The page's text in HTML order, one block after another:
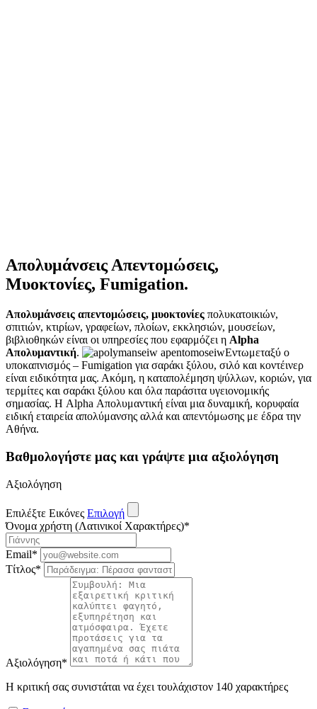
Απολυμάνσεις Απεντομώσεις,
Μυοκτονίες, Fumigation.
Απολυμάνσεις απεντομώσεις, μυοκτονίες πολυκατοικιών,
σπιτιών, κτιρίων, γραφείων, πλοίων, εκκλησιών, μουσείων,
βιβλιοθηκών είναι οι υπηρεσίες που εφαρμόζει η Alpha
Απολυμαντική.
Εντωμεταξύ ο
υποκαπνισμός – Fumigation για σαράκι ξύλου, σιλό και κοντέινερ
είναι ειδικότητα μας. Ακόμη, η καταπολέμηση ψύλλων, κοριών, για
τερμίτες και σαράκι ξύλου και όλα παράσιτα υγειονομικής
σημασίας. Η Alpha Απολυμαντική είναι μια δυναμική, κορυφαία
ειδική εταιρεία απολύμανσης αλλά και απεντόμωσης με έδρα την
Αθήνα.
Βαθμολογήστε μας και γράψτε μια αξιολόγηση
Αξιολόγηση
Επιλέξτε Εικόνες Επιλογή
Όνομα χρήστη (Λατινικοί Χαρακτήρες)*
Email*
Τίτλος*
Αξιολόγηση*
Η κριτική σας συνιστάται να έχει τουλάχιστον 140 χαρακτήρες